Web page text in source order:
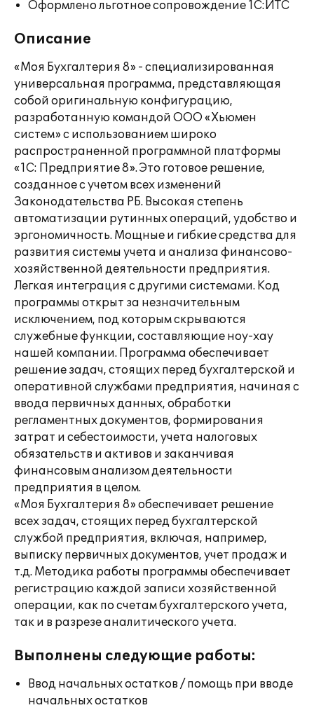
Оформлено льготное сопровождение 1С:ИТС
Описание
«Моя Бухгалтерия 8» - специализированная
универсальная программа, представляющая
собой оригинальную конфигурацию,
разработанную командой ООО «Хьюмен
систем» с использованием широко
распространенной программной платформы
«1С: Предприятие 8». Это готовое решение,
созданное с учетом всех изменений
Законодательства РБ. Высокая степень
автоматизации рутинных операций, удобство и
эргономичность. Мощные и гибкие средства для
развития системы учета и анализа финансово-
хозяйственной деятельности предприятия.
Легкая интеграция с другими системами. Код
программы открыт за незначительным
исключением, под которым скрываются
служебные функции, составляющие ноу-хау
нашей компании. Программа обеспечивает
решение задач, стоящих перед бухгалтерской и
оперативной службами предприятия, начиная с
ввода первичных данных, обработки
регламентных документов, формирования
затрат и себестоимости, учета налоговых
обязательств и активов и заканчивая
финансовым анализом деятельности
предприятия в целом.
«Моя Бухгалтерия 8» обеспечивает решение
всех задач, стоящих перед бухгалтерской
службой предприятия, включая, например,
выписку первичных документов, учет продаж и
т.д. Методика работы программы обеспечивает
регистрацию каждой записи хозяйственной
операции, как по счетам бухгалтерского учета,
так и в разрезе аналитического учета.
Выполнены следующие работы:
Ввод начальных остатков / помощь при вводе
начальных остатков